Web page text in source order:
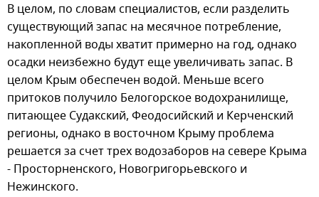
В целом, по словам специалистов, если разделить
существующий запас на месячное потребление,
накопленной воды хватит примерно на год, однако
осадки неизбежно будут еще увеличивать запас. В
целом Крым обеспечен водой. Меньше всего
притоков получило Белогорское водохранилище,
питающее Судакский, Феодосийский и Керченский
регионы, однако в восточном Крыму проблема
решается за счет трех водозаборов на севере Крыма
- Просторненского, Новогригорьевского и
Нежинского.